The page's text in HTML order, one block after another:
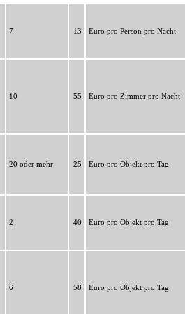
7 13 Euro pro Person pro Nacht
10 55 Euro pro Zimmer pro Nacht
20 oder mehr 25 Euro pro Objekt pro Tag
2 40 Euro pro Objekt pro Tag
6 58 Euro pro Objekt pro Tag